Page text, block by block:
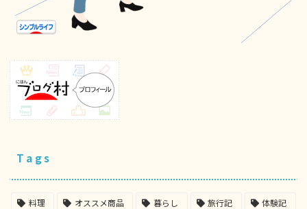
Tags
料理 オススメ商品 暮らし 旅行記
体験記